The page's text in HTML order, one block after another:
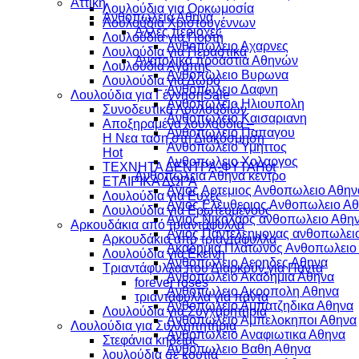
Λουλούδια για Ορκωμοσία
Λουλούδια Χριστουγέννων
Λουλούδια για Γιορτή
Λουλούδια για Περαστικά
Λουλούδια Αγάπης
Λουλούδια για Δώρο
Λουλούδια για Γέννηση
Συνοδευτικά Λουλουδιών
Αποξηραμένα λουλούδια –
Η Νεα ταση στη Διακόσμηση
ΤΕΧΝΗΤΑ ΔΕΝΤΡΑ-ΦΥΤΑ
ΕΤΑΙΡΙΚΑ ΔΩΡΑ
Λουλούδια για Ευχές
Λουλούδια για Ερωτευμένους
Aρκουδάκια από τριαντάφυλλα
Aρκουδάκια από τριαντάφυλλα
Λουλούδια για Εκείνη
Τριαντάφυλλα που Διαρκούν για Πάντα
forever roses
τριαντάφυλλα γιά πάντα
Λουλούδια για Συγχαρητήρια
Λουλούδια για Συλληπητήρια
Στεφάνια κηδείας
λουλούδια σέ κουτιά
Αττικη
Ανθοπωλεια Αθηνα
Αλλες περιοχες
Ανθοπωλειο Αχαρνες
Ανατολικά προάστια Αθηνών
Ανθοπωλειο Βυρωνα
Ανθοπωλειο Δαφνη
Ανθοπωλειο Ηλιουπολη
Ανθοπωλειο Καισαριανη
Ανθοπωλειο Παπαγου
Ανθοπωλειο Υμηττος
Ανθοπωλειο Χολαργος
Ανθοπωλεια Αθηνα κεντρο
Αγιος Αρτεμιος Ανθοπωλειο
Αγιος Ελευθεριος Ανθοπωλειο
Αγιος Νικολαος ανθοπωλειο
Αγιος Παντελεημονας
Ακαδημια Πλατωνος
Ανθοπωλειο Αερηδες Αθηνα
Ανθοπωλειο Ακαδημια Αθηνα
Ανθοπωλειο Ακροπολη Αθηνα
Ανθοπωλειο Αμπατζηδικα Αθηνα
Ανθοπωλειο Αμπελοκηποι Αθηνα
Ανθοπωλειο Αναφιωτικα Αθηνα
Ανθοπωλειο Βαθη Αθηνα